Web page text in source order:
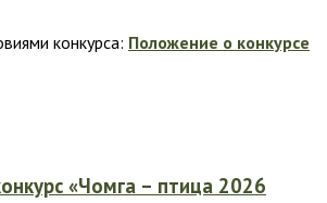
конкурса: Положение о конкурсе
«Чомга – птица 2026